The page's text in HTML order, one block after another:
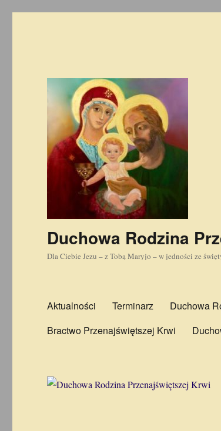
Duchowa Rodzina
Dla Ciebie Jezu – z Tobą Maryjo – w jedności ze
Aktualności Terminarz Duchowa
Bractwo Przenajświętszej Krwi